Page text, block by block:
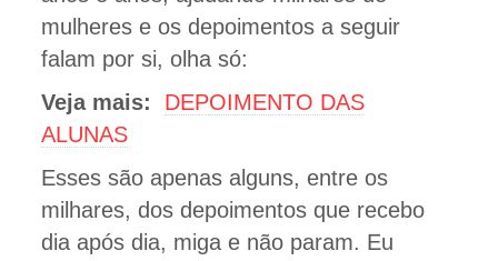
mulheres e os depoimentos a seguir
falam por si, olha só:
Veja mais:
DEPOIMENTO DAS
ALUNAS
Esses são apenas alguns, entre os
milhares, dos depoimentos que recebo
dia após dia, miga e não param. Eu